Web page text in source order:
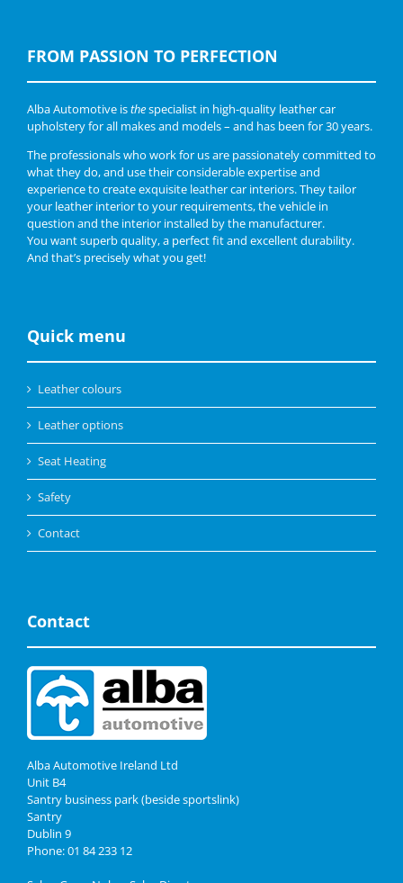
FROM PASSION TO PERFECTION
Alba Automotive isthespecialist in high-quality leather car
upholstery for all makes and models – and has been for 30 years.
The professionals who work for us are passionately committed to
what they do, and use their considerable expertise and
experience to create exquisite leather car interiors. They tailor
your leather interior to your requirements, the vehicle in
question and the interior installed by the manufacturer.
You want superb quality, a perfect fit and excellent durability.
And that’s precisely what you get!
Quick menu
Leather colours
Leather options
Seat Heating
Safety
Contact
Contact
Alba Automotive Ireland Ltd
Unit B4
Santry business park (beside sportslink)
Santry
Dublin 9
Phone: 01 84 233 12